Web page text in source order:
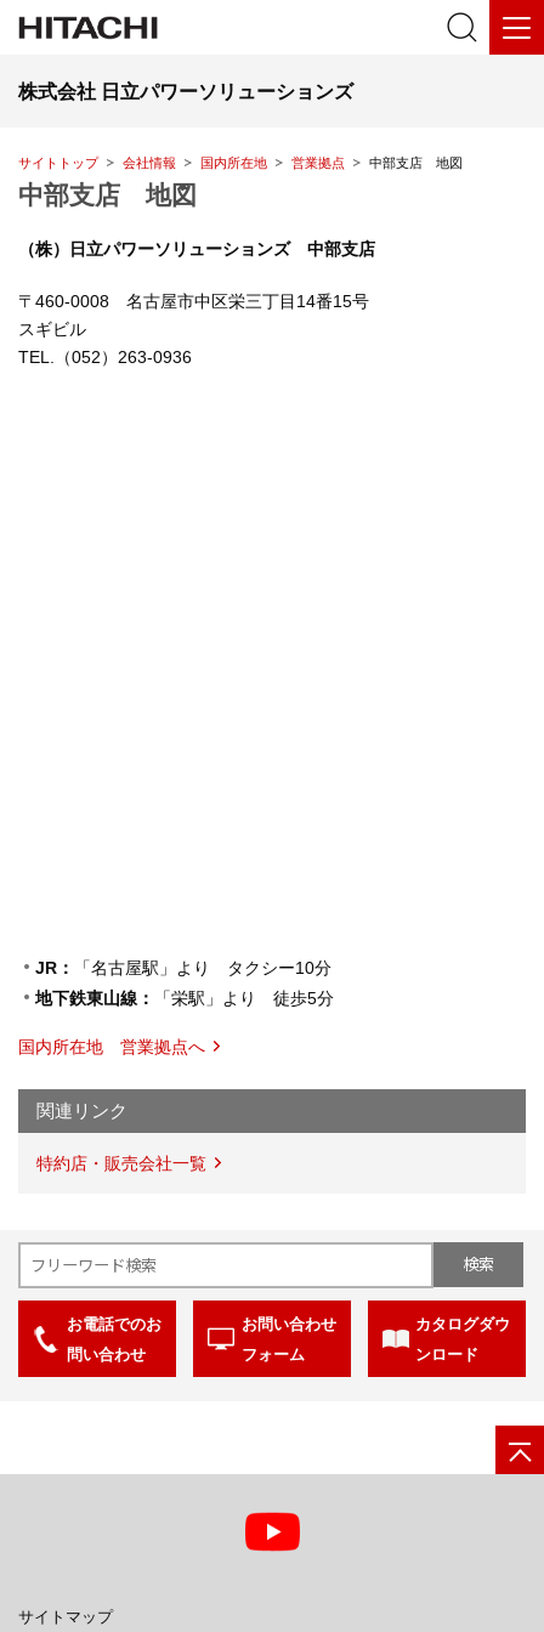
株式会社 日立パワーソリューションズ
サイトトップ 会社情報 国内所在地 営業拠点 中部支店 地図
中部支店 地図
（株）日立パワーソリューションズ 中部支店
〒460-0008 名古屋市中区栄三丁目14番15号
スギビル
TEL.（052）263-0936
JR：
「名古屋駅」より タクシー10分
地下鉄東山線：
「栄駅」より 徒歩5分
国内所在地 営業拠点へ
関連リンク
特約店・販売会社一覧
お電話でのお
問い合わせ
お問い合わせ
フォーム
カタログダウ
ンロード
サイトマップ